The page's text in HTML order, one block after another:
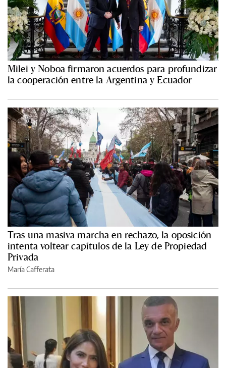
Milei y Noboa firmaron acuerdos para profundizar
la cooperación entre la Argentina y Ecuador
Tras una masiva marcha en rechazo, la oposición
intenta voltear capítulos de la Ley de Propiedad
Privada
María Cafferata